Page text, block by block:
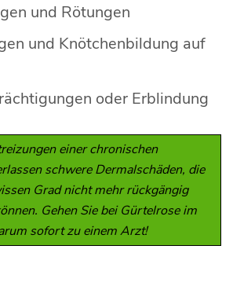
und Rötungen
und Knötchenbildung auf
oder Erblindung
einer chronischen
schwere Dermalschäden, die
Grad nicht mehr rückgängig
Gehen Sie bei Gürtelrose im
sofort zu einem Arzt!